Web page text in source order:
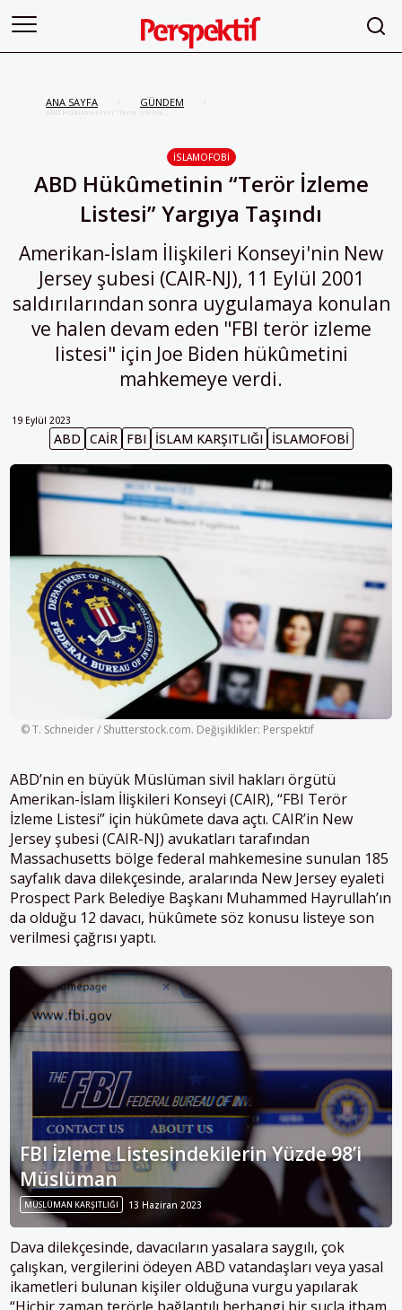
ANA SAYFA GÜNDEM
ABD Hükûmetinin “Terör İzleme
İSLAMOFOBI
ABD Hükûmetinin “Terör İzleme
Listesi” Yargıya Taşındı
Amerikan-İslam İlişkileri Konseyi'nin New
Jersey şubesi (CAIR-NJ), 11 Eylül 2001
saldırılarından sonra uygulamaya konulan
ve halen devam eden "FBI terör izleme
listesi" için Joe Biden hükûmetini
mahkemeye verdi.
19 Eylül 2023
ABD CAİR FBI İSLAM KARŞITLIĞI İSLAMOFOBI
© T. Schneider / Shutterstock.com. Değişiklikler: Perspektif
ABD’nin en büyük Müslüman sivil hakları örgütü
Amerikan-İslam İlişkileri Konseyi (CAIR), “FBI Terör
İzleme Listesi” için hükûmete dava açtı. CAIR’in New
Jersey şubesi (CAIR-NJ) avukatları tarafından
Massachusetts bölge federal mahkemesine sunulan 185
sayfalık dava dilekçesinde, aralarında New Jersey eyaleti
Prospect Park Belediye Başkanı Muhammed Hayrullah’ın
da olduğu 12 davacı, hükûmete söz konusu listeye son
verilmesi çağrısı yaptı.
FBI İzleme Listesindekilerin Yüzde 98’i
Müslüman
MÜSLÜMAN KARŞITLIĞI 13 Haziran 2023
Dava dilekçesinde, davacıların yasalara saygılı, çok
çalışkan, vergilerini ödeyen ABD vatandaşları veya yasal
ikametleri bulunan kişiler olduğuna vurgu yapılarak